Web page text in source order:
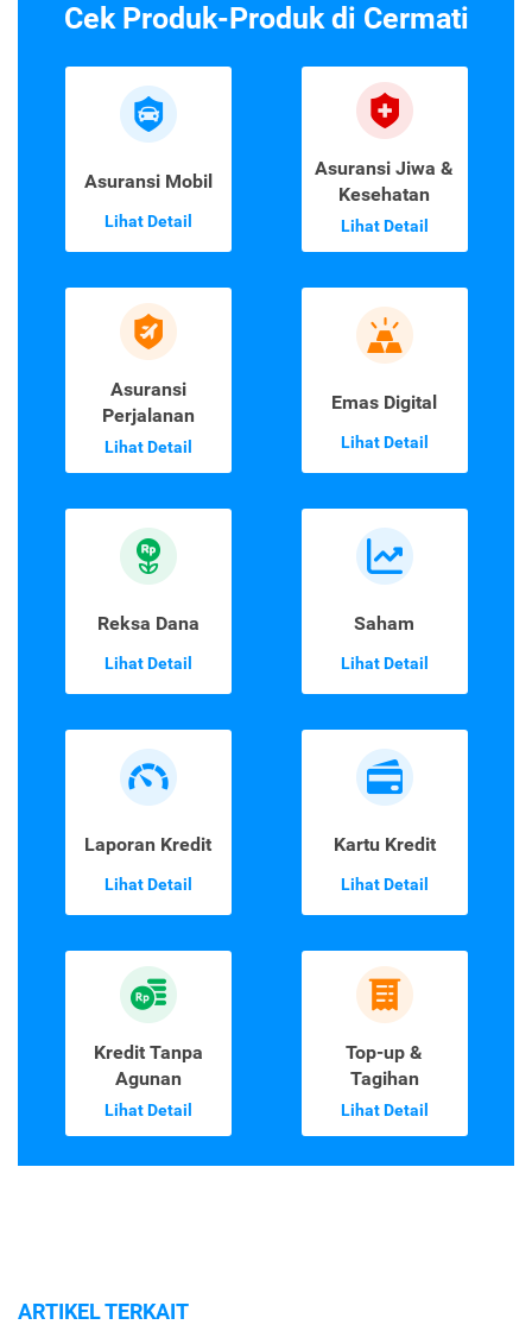
Cek Produk-Produk di Cermati
Asuransi Mobil
Lihat Detail
Asuransi Jiwa &
Kesehatan
Lihat Detail
Asuransi
Perjalanan
Lihat Detail
Emas Digital
Lihat Detail
Reksa Dana
Lihat Detail
Saham
Lihat Detail
Laporan Kredit
Lihat Detail
Kartu Kredit
Lihat Detail
Kredit Tanpa
Agunan
Lihat Detail
Top-up &
Tagihan
Lihat Detail
ARTIKEL TERKAIT